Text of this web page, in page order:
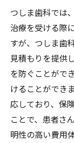
つしま歯科では
治療を受ける際
すが、つしま歯
見積もりを提供
を防ぐことがで
けることができ
応しており、保
ことで、患者さ
明性の高い費用